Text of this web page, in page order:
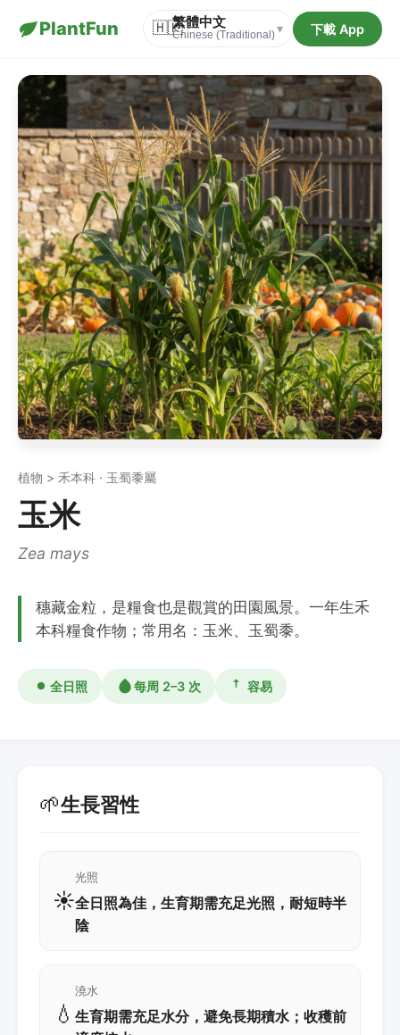
PlantFun 🇭🇰繁體中文
Chinese (Traditional)▾ 下載 App
植物 > 禾本科 · 玉蜀黍屬
玉米
Zea mays
穗藏金粒，是糧食也是觀賞的田園風景。一年生禾
本科糧食作物；常用名：玉米、玉蜀黍。
全日照 每周 2–3 次 容易
🌱生長習性
☀️
光照
全日照為佳，生育期需充足光照，耐短時半
陰
💧
澆水
生育期需充足水分，避免長期積水；收穫前